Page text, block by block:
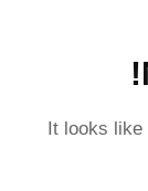
It looks like